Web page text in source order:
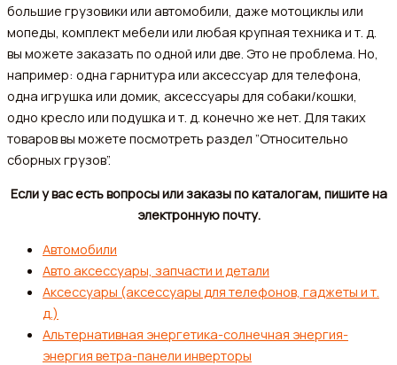
большие грузовики или автомобили, даже мотоциклы или
мопеды, комплект мебели или любая крупная техника и т. д.
вы можете заказать по одной или две. Это не проблема. Но,
например: одна гарнитура или аксессуар для телефона,
одна игрушка или домик, аксессуары для собаки/кошки,
одно кресло или подушка и т. д. конечно же нет. Для таких
товаров вы можете посмотреть раздел ”Относительно
сборных грузов”.
Если у вас есть вопросы или заказы по каталогам, пишите на
электронную почту.
Автомобили
Авто аксессуары, запчасти и детали
Аксессуары (аксессуары для телефонов, гаджеты и т.
д.)
Альтернативная энергетика-солнечная энергия-
энергия ветра-панели инверторы